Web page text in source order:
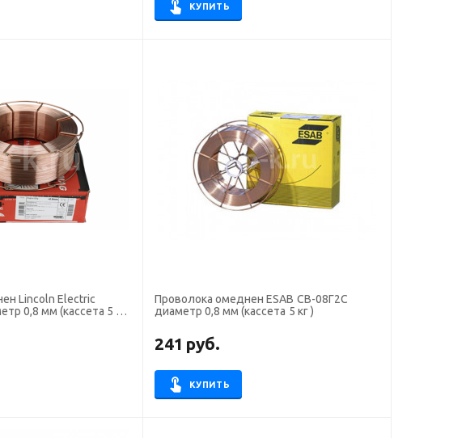
КУПИТЬ
Lincoln Electric
0,8 мм (кассета 5 кг
Проволока омеднен ESAB СВ-08Г2С
диаметр 0,8 мм (кассета 5 кг )
241 руб.
КУПИТЬ